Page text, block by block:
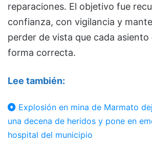
reparaciones. El objetivo fue
confianza, con vigilancia y
perder de vista que cada
forma correcta.
Lee también:
Explosión en mina de Marmato
una decena de heridos y pone en
hospital del municipio